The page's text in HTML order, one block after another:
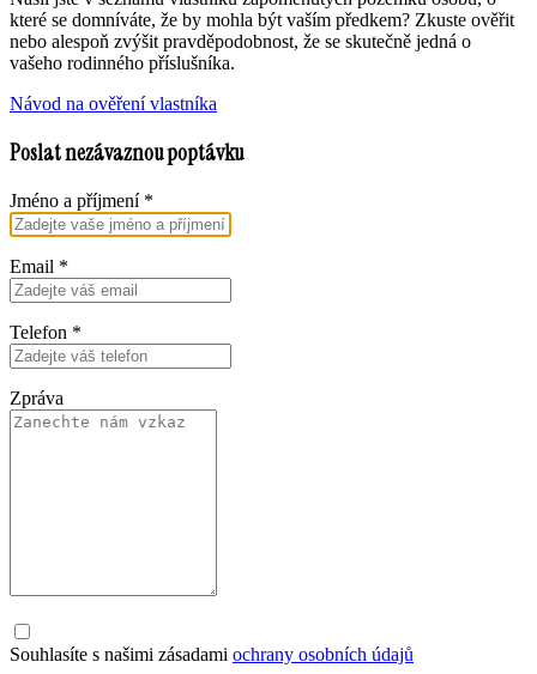
které se domníváte, že by mohla být vaším předkem? Zkuste ověřit
nebo alespoň zvýšit pravděpodobnost, že se skutečně jedná o
vašeho rodinného příslušníka.
Návod na ověření vlastníka
Poslat nezávaznou poptávku
Jméno a příjmení *
Email *
Telefon *
Zpráva
Souhlasíte s našimi zásadami ochrany osobních údajů